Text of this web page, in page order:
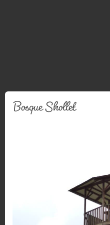
Bosque Sho´llet